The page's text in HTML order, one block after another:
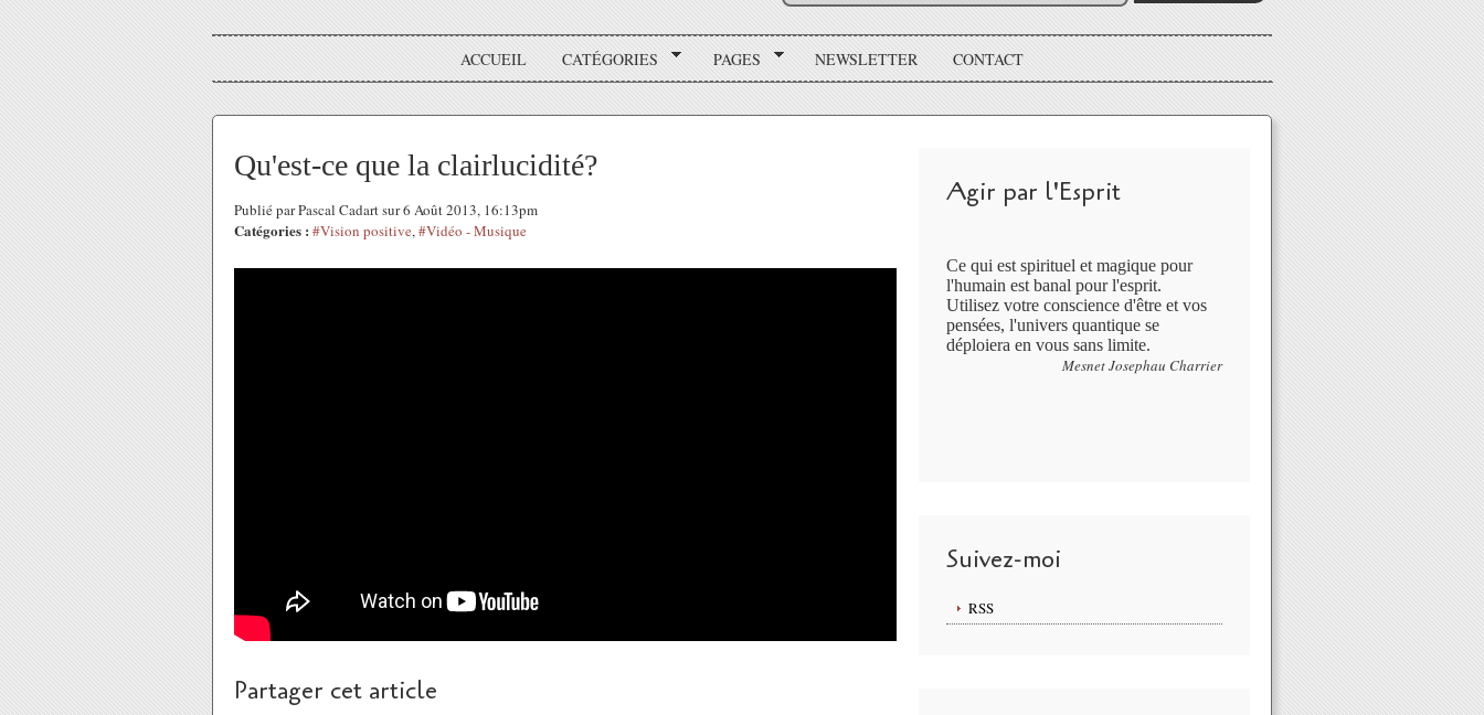
ACCUEIL CATÉGORIES PAGES NEWSLETTER CONTACT
Qu'est-ce que la clairlucidité?
Publié par Pascal Cadart sur 6 Août 2013, 16:13pm
Catégories : #Vision positive,#Vidéo - Musique
Partager cet article
Agir par l'Esprit
Ce qui est spirituel et magique pour
l'humain est banal pour l'esprit.
Utilisez votre conscience d'être et vos
pensées, l'univers quantique se
déploiera en vous sans limite.
Mesnet Josephau Charrier
Suivez-moi
RSS